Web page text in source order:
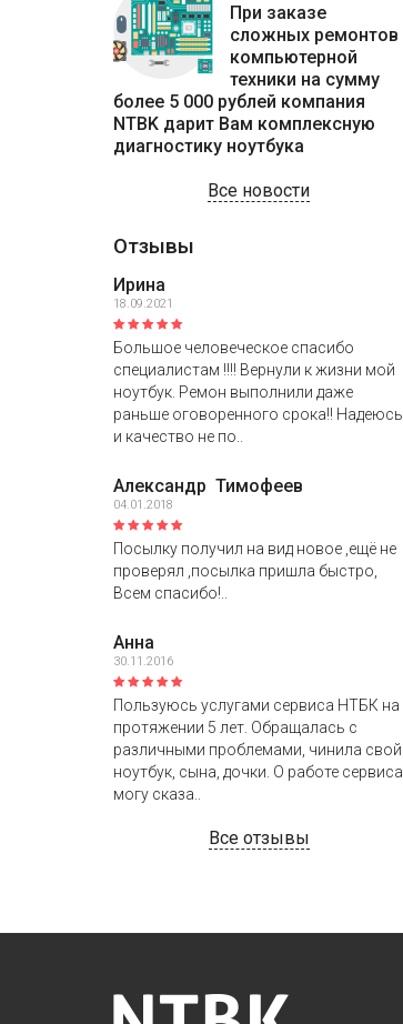
При заказе
сложных ремонтов
компьютерной
техники на сумму
более 5 000 рублей компания
NTBK дарит Вам комплексную
диагностику ноутбука
Все новости
Отзывы
Ирина
18.09.2021
Большое человеческое спасибо
специалистам !!!! Вернули к жизни мой
ноутбук. Ремон выполнили даже
раньше оговоренного срока!! Надеюсь
и качество не по..
Александр Тимофеев
04.01.2018
Посылку получил на вид новое ,ещё не
проверял ,посылка пришла быстро,
Всем спасибо!..
Анна
30.11.2016
Пользуюсь услугами сервиса НТБК на
протяжении 5 лет. Обращалась с
различными проблемами, чинила свой
ноутбук, сына, дочки. О работе сервиса
могу сказа..
Все отзывы